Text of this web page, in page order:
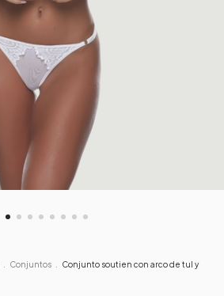
Conjuntos
Conjunto soutien con arco de tul y